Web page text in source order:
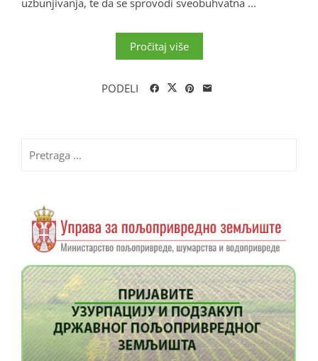
Pročitaj više
PODELI
za: